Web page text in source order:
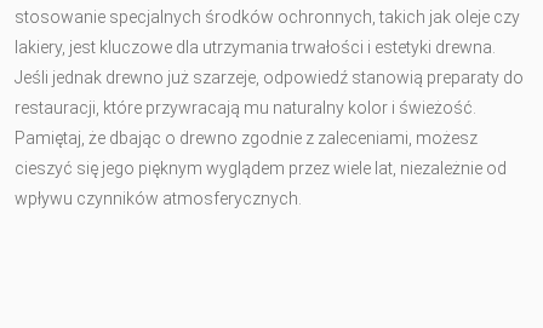
stosowanie specjalnych środków ochronnych, takich jak oleje czy
lakiery, jest kluczowe dla utrzymania trwałości i estetyki drewna.
Jeśli jednak drewno już szarzeje, odpowiedź stanowią preparaty do
restauracji, które przywracają mu naturalny kolor i świeżość.
Pamiętaj, że dbając o drewno zgodnie z zaleceniami, możesz
cieszyć się jego pięknym wyglądem przez wiele lat, niezależnie od
wpływu czynników atmosferycznych.